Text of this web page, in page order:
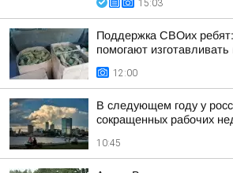
15:03
Поддержка СВОих ребят:
помогают
12:00
В следующем году у
сокращенных рабочих
10:45